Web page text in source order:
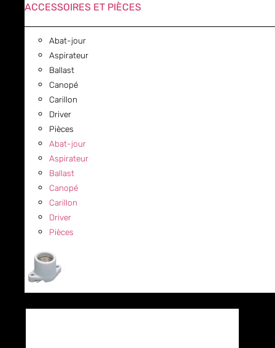
ACCESSOIRES ET PIÈCES
Abat-jour
Aspirateur
Ballast
Canopé
Carillon
Driver
Pièces
Abat-jour
Aspirateur
Ballast
Canopé
Carillon
Driver
Pièces